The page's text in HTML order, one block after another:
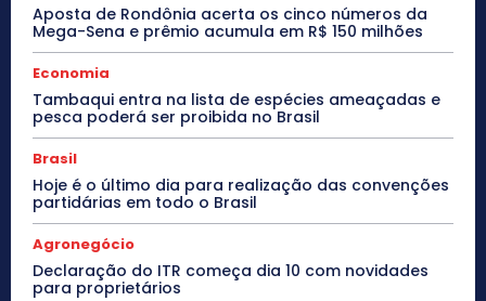
Aposta de Rondônia acerta os cinco números da
Mega-Sena e prêmio acumula em R$ 150 milhões
Economia
Tambaqui entra na lista de espécies ameaçadas e
pesca poderá ser proibida no Brasil
Brasil
Hoje é o último dia para realização das convenções
partidárias em todo o Brasil
Agronegócio
Declaração do ITR começa dia 10 com novidades
para proprietários